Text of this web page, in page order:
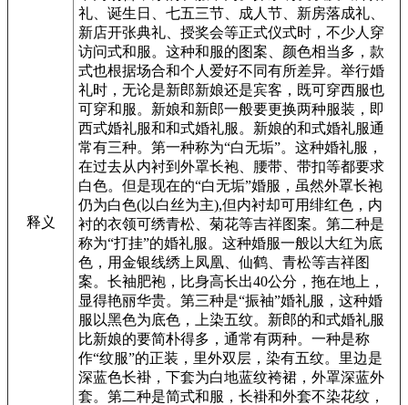
释义
礼、诞生日、七五三节、成人节、新房落成礼、
新店开张典礼、授奖会等正式仪式时，不少人穿
访问式和服。这种和服的图案、颜色相当多，款
式也根据场合和个人爱好不同有所差异。举行婚
礼时，无论是新郎新娘还是宾客，既可穿西服也
可穿和服。新娘和新郎一般要更换两种服装，即
西式婚礼服和和式婚礼服。新娘的和式婚礼服通
常有三种。第一种称为“白无垢”。这种婚礼服，
在过去从内衬到外罩长袍、腰带、带扣等都要求
白色。但是现在的“白无垢”婚服，虽然外罩长袍
仍为白色(以白丝为主),但内衬却可用绯红色，内
衬的衣领可绣青松、菊花等吉祥图案。第二种是
称为“打挂”的婚礼服。这种婚服一般以大红为底
色，用金银线绣上凤凰、仙鹤、青松等吉祥图
案。长袖肥袍，比身高长出40公分，拖在地上，
显得艳丽华贵。第三种是“振袖”婚礼服，这种婚
服以黑色为底色，上染五纹。新郎的和式婚礼服
比新娘的要简朴得多，通常有两种。一种是称
作“纹服”的正装，里外双层，染有五纹。里边是
深蓝色长褂，下套为白地蓝纹袴裙，外罩深蓝外
套。第二种是简式和服，长褂和外套不染花纹，